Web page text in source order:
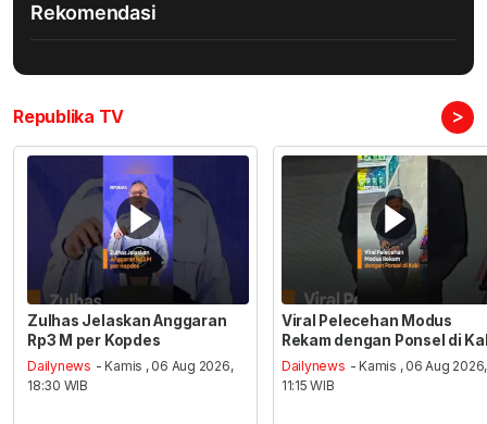
Rekomendasi
Republika TV >
Zulhas Jelaskan Anggaran
Rp3 M per Kopdes
Dailynews - Kamis , 06 Aug 2026,
18:30 WIB
Viral Pelecehan Modus
Rekam dengan Ponsel di
Dailynews - Kamis , 06 Aug 2026,
11:15 WIB